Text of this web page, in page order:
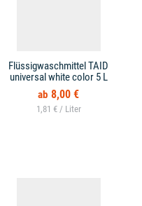
Flüssigwaschmittel TAID
universal white color 5 L
8,00 €
1,81 € /